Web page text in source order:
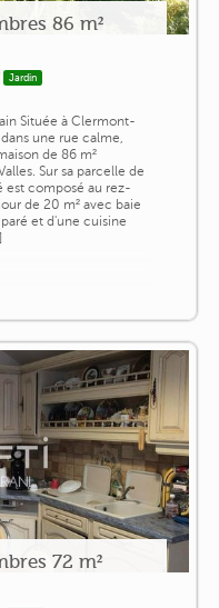
86 m²
Jardin
Située à Clermont-
une rue calme,
de 86 m²
Sur sa parcelle de
est composé au rez-
de 20 m² avec baie
et d'une cuisine
72 m²